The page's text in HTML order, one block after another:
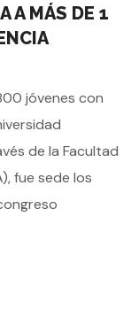
A MÁS DE 1
jóvenes con
de la Facultad
fue sede los